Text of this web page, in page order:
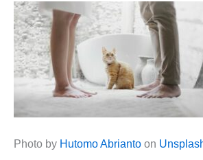
Pho­to by Huto­mo Abrian­to on